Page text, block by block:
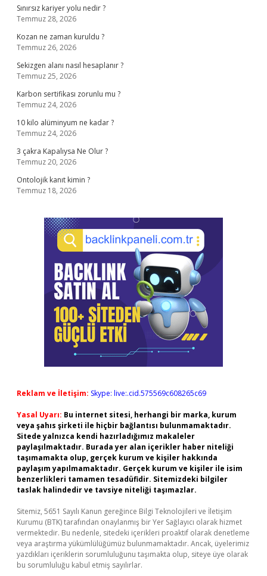
Sınırsız kariyer yolu nedir ?
Temmuz 28, 2026
Kozan ne zaman kuruldu ?
Temmuz 26, 2026
Sekizgen alanı nasıl hesaplanır ?
Temmuz 25, 2026
Karbon sertifikası zorunlu mu ?
Temmuz 24, 2026
10 kilo alüminyum ne kadar ?
Temmuz 24, 2026
3 çakra Kapalıysa Ne Olur ?
Temmuz 20, 2026
Ontolojik kanıt kimin ?
Temmuz 18, 2026
Reklam ve İletişim: Skype: live:.cid.575569c608265c69
Yasal Uyarı: Bu internet sitesi, herhangi bir marka, kurum
veya şahıs şirketi ile hiçbir bağlantısı bulunmamaktadır.
Sitede yalnızca kendi hazırladığımız makaleler
paylaşılmaktadır. Burada yer alan içerikler haber niteliği
taşımamakta olup, gerçek kurum ve kişiler hakkında
paylaşım yapılmamaktadır. Gerçek kurum ve kişiler ile isim
benzerlikleri tamamen tesadüfidir. Sitemizdeki bilgiler
taslak halindedir ve tavsiye niteliği taşımazlar.
Sitemiz, 5651 Sayılı Kanun gereğince Bilgi Teknolojileri ve İletişim
Kurumu (BTK) tarafından onaylanmış bir Yer Sağlayıcı olarak hizmet
vermektedir. Bu nedenle, sitedeki içerikleri proaktif olarak denetleme
veya araştırma yükümlülüğümüz bulunmamaktadır. Ancak, üyelerimiz
yazdıkları içeriklerin sorumluluğunu taşımakta olup, siteye üye olarak
bu sorumluluğu kabul etmiş sayılırlar.